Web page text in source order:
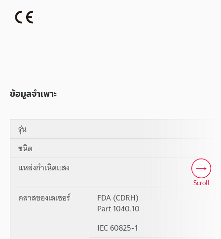
ข้อมูลจำเพาะ
รุ่น
ชนิด
แหล่งกำเนิดแสง
คลาสของเลเซอร์ FDA (CDRH)
Part 1040.10
IEC 60825-1
Scroll